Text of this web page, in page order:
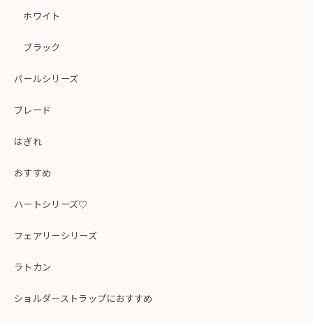
ホワイト
ブラック
パールシリーズ
ブレード
はぎれ
おすすめ
ハートシリーズ♡
フェアリーシリーズ
ラトカン
ショルダーストラップにおすすめ